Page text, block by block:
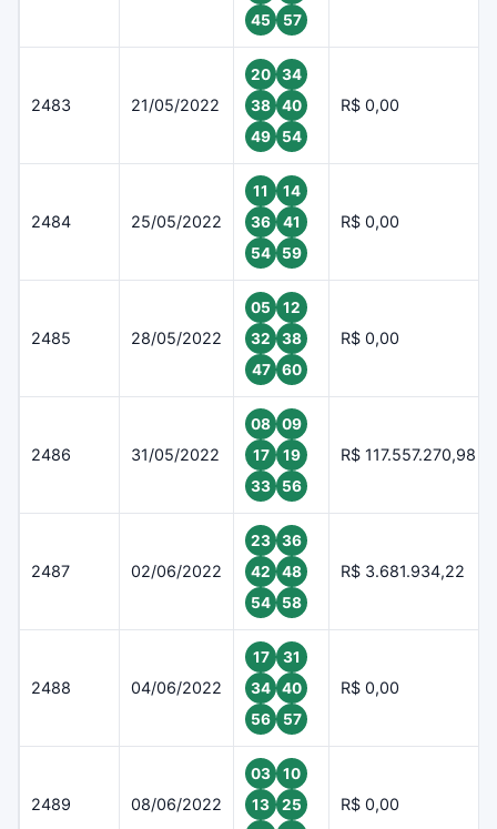
45
57
2483 21/05/2022
20
34
38
40
49
54
R$ 0,00
2484 25/05/2022
11
14
36
41
54
59
R$ 0,00
2485 28/05/2022
05
12
32
38
47
60
R$ 0,00
2486 31/05/2022
08
09
17
19
33
56
R$ 117.557.270,98
2487 02/06/2022
23
36
42
48
54
58
R$ 3.681.934,22
2488 04/06/2022
17
31
34
40
56
57
R$ 0,00
2489 08/06/2022
03
10
13
25
R$ 0,00